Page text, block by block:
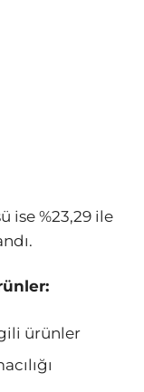
ise %23,29 ile
ürünler